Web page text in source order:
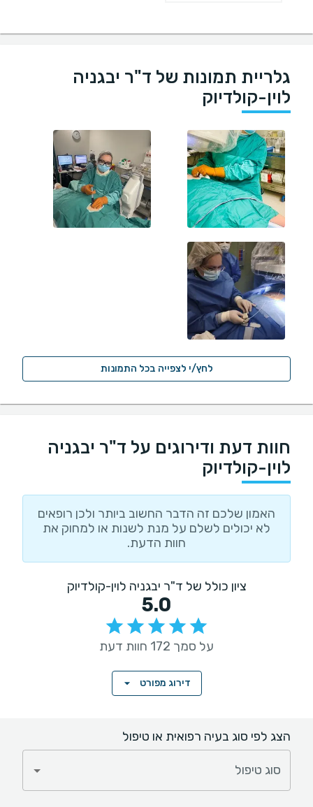
גלריית תמונות של ד"ר יבגניה
לוין-קולדיוק
לחץ/י לצפייה בכל התמונות
חוות דעת ודירוגים על ד"ר יבגניה
לוין-קולדיוק
האמון שלכם זה הדבר החשוב ביותר ולכן רופאים
לא יכולים לשלם על מנת לשנות או למחוק את
חוות הדעת.
ציון כולל של ד"ר יבגניה לוין-קולדיוק
5.0
על סמך 172 חוות דעת
דירוג מפורט
הצג לפי סוג בעיה רפואית או טיפול
סוג טיפול